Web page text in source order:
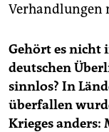
Verhandlungen
Gehört es nicht
deutschen
sinnlos? In
überfallen
Krieges anders: